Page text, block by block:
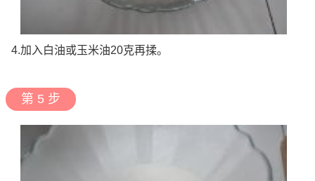
4.加入白油或玉米油20克再揉。
第 5 步